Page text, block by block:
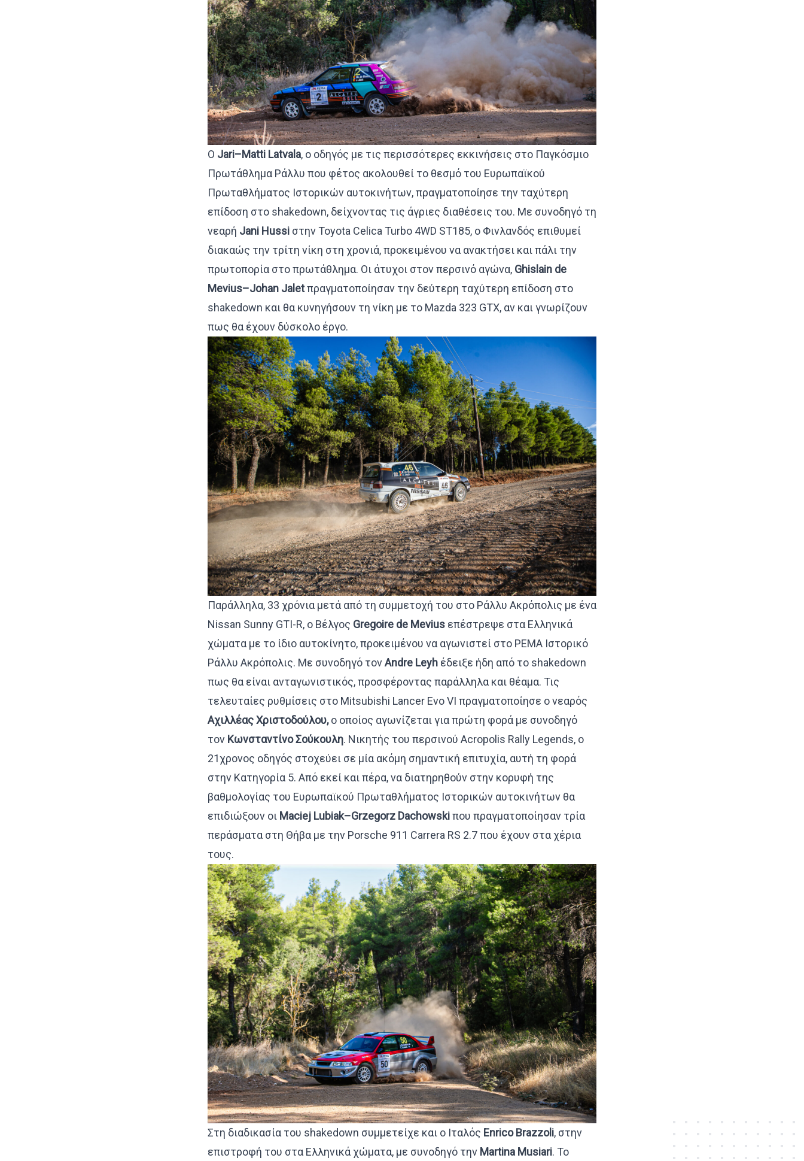
Ο Jari–Matti Latvala, o οδηγός με τις περισσότερες εκκινήσεις στο Παγκόσμιο
Πρωτάθλημα Ράλλυ που φέτος ακολουθεί το θεσμό του Ευρωπαϊκού
Πρωταθλήματος Ιστορικών αυτοκινήτων, πραγματοποίησε την ταχύτερη
επίδοση στο shakedown, δείχνοντας τις άγριες διαθέσεις του. Με συνοδηγό τη
νεαρή Jani Hussi στην Toyota Celica Turbo 4WD ST185, ο Φινλανδός επιθυμεί
διακαώς την τρίτη νίκη στη χρονιά, προκειμένου να ανακτήσει και πάλι την
πρωτοπορία στο πρωτάθλημα. Οι άτυχοι στον περσινό αγώνα, Ghislain de
Mevius–Johan Jaletπραγματοποίησαν την δεύτερη ταχύτερη επίδοση στο
shakedown και θα κυνηγήσουν τη νίκη με το Mazda 323 GTX, αν και γνωρίζουν
πως θα έχουν δύσκολο έργο.
Παράλληλα, 33 χρόνια μετά από τη συμμετοχή του στο Ράλλυ Ακρόπολις με ένα
Nissan Sunny GTI-R, ο Βέλγος Gregoire de Mevius επέστρεψε στα Ελληνικά
χώματα με το ίδιο αυτοκίνητο, προκειμένου να αγωνιστεί στο PEMA Ιστορικό
Ράλλυ Ακρόπολις. Με συνοδηγό τονAndre Leyh έδειξε ήδη από το shakedown
πως θα είναι ανταγωνιστικός, προσφέροντας παράλληλα και θέαμα. Τις
τελευταίες ρυθμίσεις στο Mitsubishi Lancer Evo VI πραγματοποίησε ο νεαρός
Αχιλλέας Χριστοδούλου,ο οποίος αγωνίζεται για πρώτη φορά με συνοδηγό
τον Κωνσταντίνο Σούκουλη. Νικητής του περσινού Acropolis Rally Legends, ο
21χρονος οδηγός στοχεύει σε μία ακόμη σημαντική επιτυχία, αυτή τη φορά
στην Κατηγορία 5. Από εκεί και πέρα, να διατηρηθούν στην κορυφή της
βαθμολογίας του Ευρωπαϊκού Πρωταθλήματος Ιστορικών αυτοκινήτων θα
επιδιώξουν οι Maciej Lubiak–Grzegorz Dachowskiπου πραγματοποίησαν τρία
περάσματα στη Θήβα με την Porsche 911 Carrera RS 2.7 που έχουν στα χέρια
τους.
Στη διαδικασία του shakedown συμμετείχε και ο Ιταλός Enrico Brazzoli, στην
επιστροφή του στα Ελληνικά χώματα, με συνοδηγό την Martina Musiari. Το